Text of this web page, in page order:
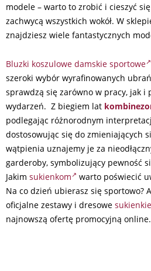
modele – warto to zrobić i cieszyć
zachwycą wszystkich wokół. W
znajdziesz wiele fantastycznych
Bluzki koszulowe damskie sportowe
szeroki wybór wyrafinowanych
sprawdzą się zarówno w pracy, jak i
wydarzeń. Z biegiem lat
podlegając różnorodnym
dostosowując się do zmieniających
wątpienia uznajemy je za
garderoby, symbolizujący pewność
Jakim sukienkom
warto poświecić
Na co dzień ubierasz się sportowo?
oficjalne zestawy i dresowe sukienkie
najnowszą ofertę promocyjną online.